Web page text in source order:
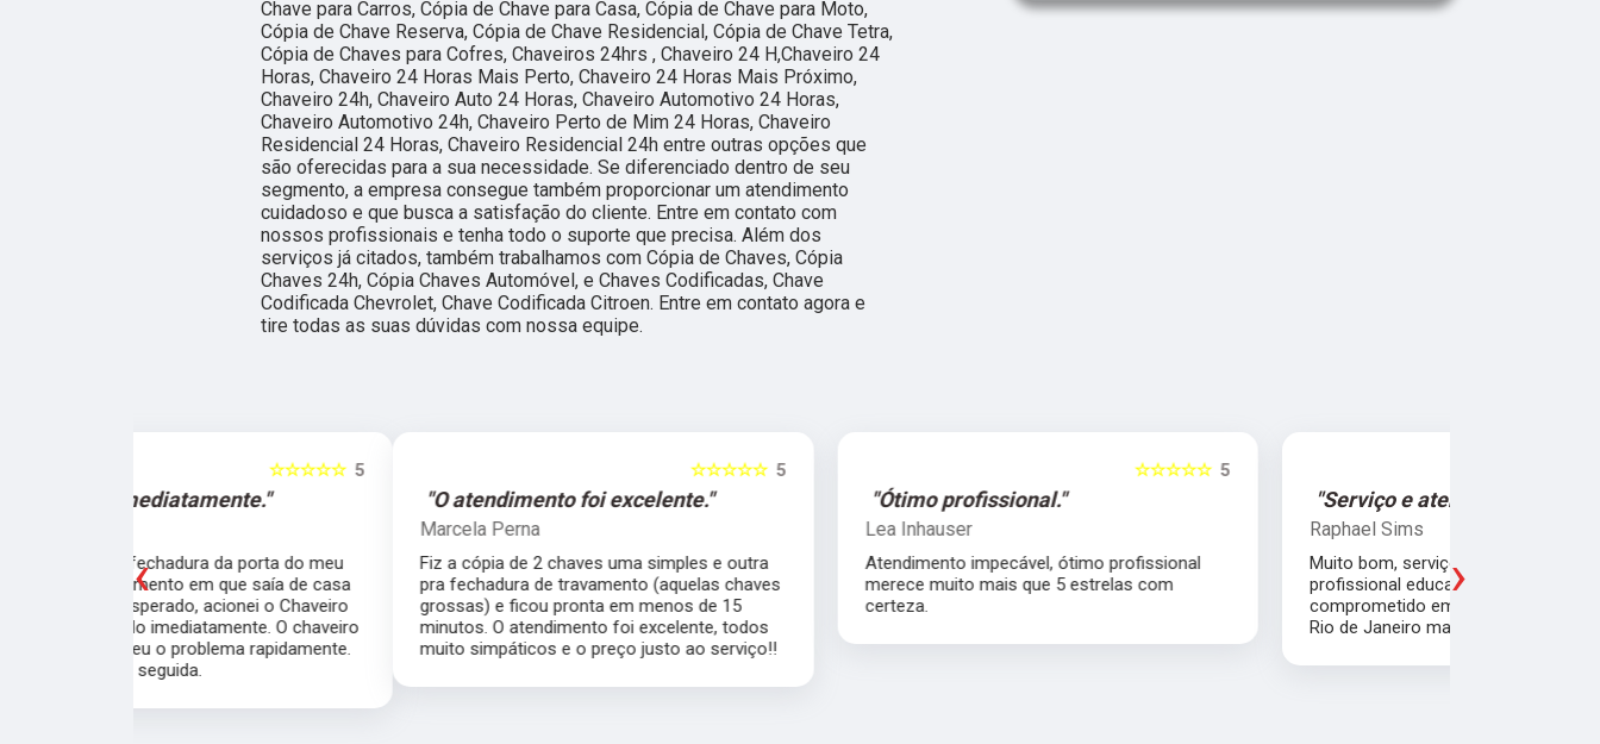
Chave para Carros, Cópia de Chave para Casa, Cópia de Chave para Moto,
Cópia de Chave Reserva, Cópia de Chave Residencial, Cópia de Chave Tetra,
Cópia de Chaves para Cofres, Chaveiros 24hrs , Chaveiro 24 H,Chaveiro 24
Horas, Chaveiro 24 Horas Mais Perto, Chaveiro 24 Horas Mais Próximo,
Chaveiro 24h, Chaveiro Auto 24 Horas, Chaveiro Automotivo 24 Horas,
Chaveiro Automotivo 24h, Chaveiro Perto de Mim 24 Horas, Chaveiro
Residencial 24 Horas, Chaveiro Residencial 24h entre outras opções que
são oferecidas para a sua necessidade. Se diferenciado dentro de seu
segmento, a empresa consegue também proporcionar um atendimento
cuidadoso e que busca a satisfação do cliente. Entre em contato com
nossos profissionais e tenha todo o suporte que precisa. Além dos
serviços já citados, também trabalhamos com Cópia de Chaves, Cópia
Chaves 24h, Cópia Chaves Automóvel, e Chaves Codificadas, Chave
Codificada Chevrolet, Chave Codificada Citroen. Entre em contato agora e
tire todas as suas dúvidas com nossa equipe.
"O atendimento foi excelente."
Fiz a cópia de 2 chaves uma simples e outra
pra fechadura de travamento (aquelas chaves
grossas) e ficou pronta em menos de 15
minutos. O atendimento foi excelente, todos
muito simpáticos e o preço justo ao serviço!!
"Ótimo profissional."
Atendimento impecável, ótimo profissional
merece muito mais que 5 estrelas com
certeza.
"Serviço e atendimento de primeira."
Muito bom, serviço e atendimento de primeira,
profissional educado, competente e
comprometido em ajudar o próximo. Moro no
Rio de Janeiro mas recomendo muito.
‹ ›